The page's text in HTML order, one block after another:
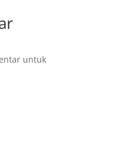
untuk